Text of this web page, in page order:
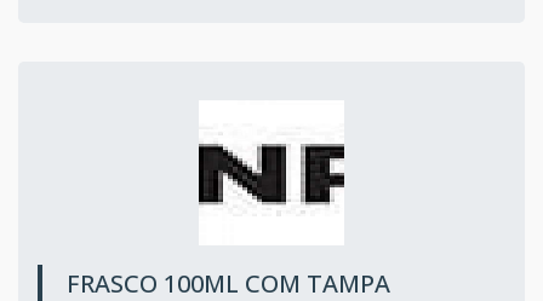
FRASCO 100ML COM TAMPA